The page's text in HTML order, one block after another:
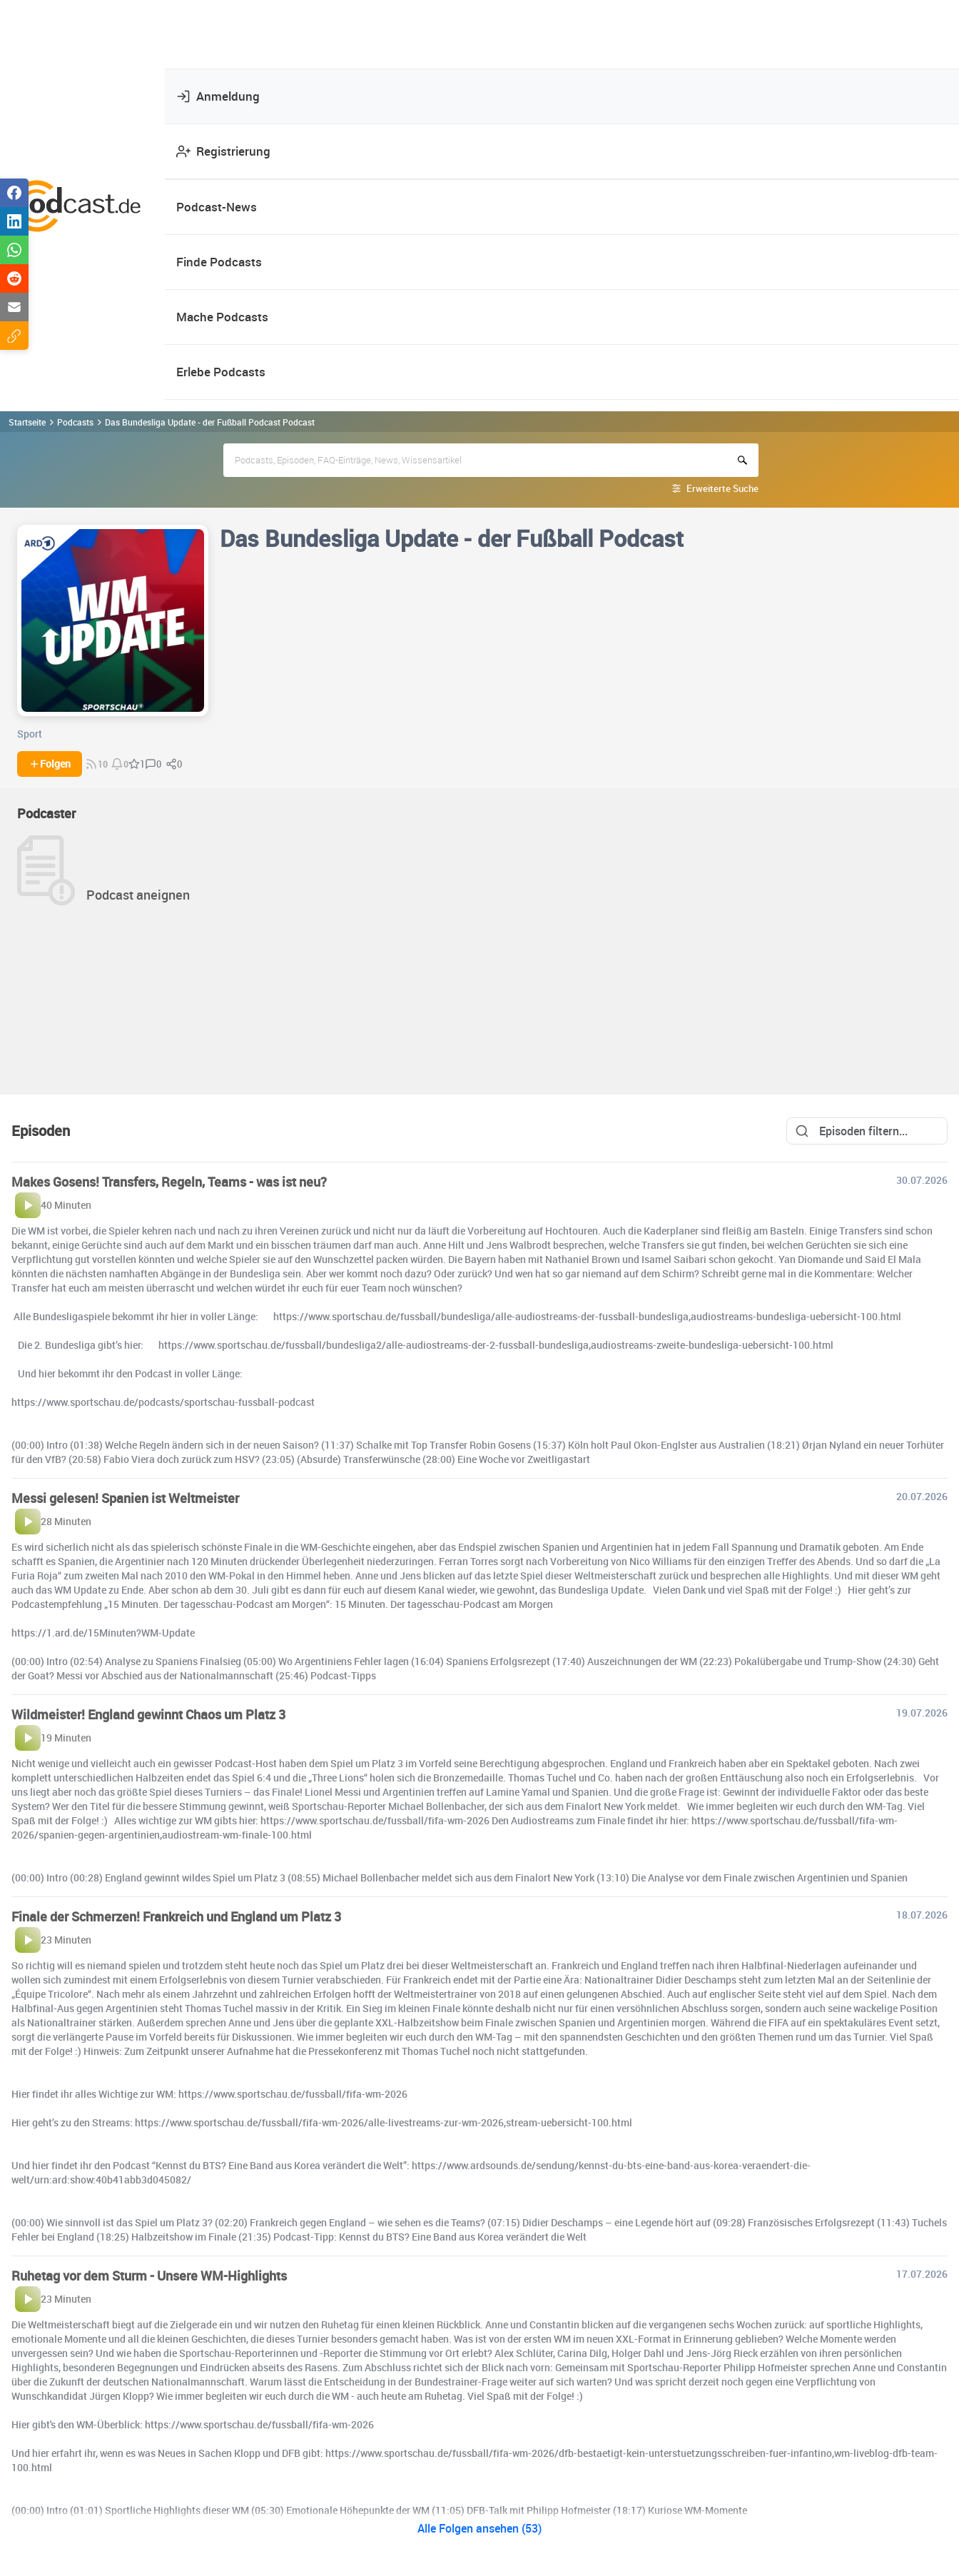
Anmeldung
Registrierung
Podcast-News
Finde Podcasts
Mache Podcasts
Erlebe Podcasts
Startseite Podcasts Das Bundesliga Update - der Fußball Podcast Podcast
Erweiterte Suche
Das Bundesliga Update - der Fußball Podcast
Sport
Folgen 10 0 1 0 0
Podcaster
Podcast aneignen
Episoden
Makes Gosens! Transfers, Regeln, Teams - was ist neu?
30.07.2026
40 Minuten
Die WM ist vorbei, die Spieler kehren nach und nach zu ihren Vereinen zurück und nicht nur da läuft die Vorbereitung auf Hochtouren. Auch die Kaderplaner sind fleißig am Basteln. Einige Transfers sind schon
bekannt, einige Gerüchte sind auch auf dem Markt und ein bisschen träumen darf man auch. Anne Hilt und Jens Walbrodt besprechen, welche Transfers sie gut finden, bei welchen Gerüchten sie sich eine
Verpflichtung gut vorstellen könnten und welche Spieler sie auf den Wunschzettel packen würden. Die Bayern haben mit Nathaniel Brown und Isamel Saibari schon gekocht. Yan Diomande und Said El Mala
könnten die nächsten namhaften Abgänge in der Bundesliga sein. Aber wer kommt noch dazu? Oder zurück? Und wen hat so gar niemand auf dem Schirm? Schreibt gerne mal in die Kommentare: Welcher
Transfer hat euch am meisten überrascht und welchen würdet ihr euch für euer Team noch wünschen?
Alle Bundesligaspiele bekommt ihr hier in voller Länge: https://www.sportschau.de/fussball/bundesliga/alle-audiostreams-der-fussball-bundesliga,audiostreams-bundesliga-uebersicht-100.html
Die 2. Bundesliga gibt’s hier: https://www.sportschau.de/fussball/bundesliga2/alle-audiostreams-der-2-fussball-bundesliga,audiostreams-zweite-bundesliga-uebersicht-100.html
Und hier bekommt ihr den Podcast in voller Länge:
https://www.sportschau.de/podcasts/sportschau-fussball-podcast
(00:00) Intro (01:38) Welche Regeln ändern sich in der neuen Saison? (11:37) Schalke mit Top Transfer Robin Gosens (15:37) Köln holt Paul Okon-Englster aus Australien (18:21) Ørjan Nyland ein neuer Torhüter
für den VfB? (20:58) Fabio Viera doch zurück zum HSV? (23:05) (Absurde) Transferwünsche (28:00) Eine Woche vor Zweitligastart
Messi gelesen! Spanien ist Weltmeister
20.07.2026
28 Minuten
Es wird sicherlich nicht als das spielerisch schönste Finale in die WM-Geschichte eingehen, aber das Endspiel zwischen Spanien und Argentinien hat in jedem Fall Spannung und Dramatik geboten. Am Ende
schafft es Spanien, die Argentinier nach 120 Minuten drückender Überlegenheit niederzuringen. Ferran Torres sorgt nach Vorbereitung von Nico Williams für den einzigen Treffer des Abends. Und so darf die „La
Furia Roja“ zum zweiten Mal nach 2010 den WM-Pokal in den Himmel heben. Anne und Jens blicken auf das letzte Spiel dieser Weltmeisterschaft zurück und besprechen alle Highlights. Und mit dieser WM geht
auch das WM Update zu Ende. Aber schon ab dem 30. Juli gibt es dann für euch auf diesem Kanal wieder, wie gewohnt, das Bundesliga Update. Vielen Dank und viel Spaß mit der Folge! :) Hier geht’s zur
Podcastempfehlung „15 Minuten. Der tagesschau-Podcast am Morgen“: 15 Minuten. Der tagesschau-Podcast am Morgen
https://1.ard.de/15Minuten?WM-Update
(00:00) Intro (02:54) Analyse zu Spaniens Finalsieg (05:00) Wo Argentiniens Fehler lagen (16:04) Spaniens Erfolgsrezept (17:40) Auszeichnungen der WM (22:23) Pokalübergabe und Trump-Show (24:30) Geht
der Goat? Messi vor Abschied aus der Nationalmannschaft (25:46) Podcast-Tipps
Wildmeister! England gewinnt Chaos um Platz 3
19.07.2026
19 Minuten
Nicht wenige und vielleicht auch ein gewisser Podcast-Host haben dem Spiel um Platz 3 im Vorfeld seine Berechtigung abgesprochen. England und Frankreich haben aber ein Spektakel geboten. Nach zwei
komplett unterschiedlichen Halbzeiten endet das Spiel 6:4 und die „Three Lions“ holen sich die Bronzemedaille. Thomas Tuchel und Co. haben nach der großen Enttäuschung also noch ein Erfolgserlebnis. Vor
uns liegt aber noch das größte Spiel dieses Turniers – das Finale! Lionel Messi und Argentinien treffen auf Lamine Yamal und Spanien. Und die große Frage ist: Gewinnt der individuelle Faktor oder das beste
System? Wer den Titel für die bessere Stimmung gewinnt, weiß Sportschau-Reporter Michael Bollenbacher, der sich aus dem Finalort New York meldet. Wie immer begleiten wir euch durch den WM-Tag. Viel
Spaß mit der Folge! :) Alles wichtige zur WM gibts hier: https://www.sportschau.de/fussball/fifa-wm-2026 Den Audiostreams zum Finale findet ihr hier: https://www.sportschau.de/fussball/fifa-wm-
2026/spanien-gegen-argentinien,audiostream-wm-finale-100.html
(00:00) Intro (00:28) England gewinnt wildes Spiel um Platz 3 (08:55) Michael Bollenbacher meldet sich aus dem Finalort New York (13:10) Die Analyse vor dem Finale zwischen Argentinien und Spanien
Finale der Schmerzen! Frankreich und England um Platz 3
18.07.2026
23 Minuten
So richtig will es niemand spielen und trotzdem steht heute noch das Spiel um Platz drei bei dieser Weltmeisterschaft an. Frankreich und England treffen nach ihren Halbfinal-Niederlagen aufeinander und
wollen sich zumindest mit einem Erfolgserlebnis von diesem Turnier verabschieden. Für Frankreich endet mit der Partie eine Ära: Nationaltrainer Didier Deschamps steht zum letzten Mal an der Seitenlinie der
„Équipe Tricolore“. Nach mehr als einem Jahrzehnt und zahlreichen Erfolgen hofft der Weltmeistertrainer von 2018 auf einen gelungenen Abschied. Auch auf englischer Seite steht viel auf dem Spiel. Nach dem
Halbfinal-Aus gegen Argentinien steht Thomas Tuchel massiv in der Kritik. Ein Sieg im kleinen Finale könnte deshalb nicht nur für einen versöhnlichen Abschluss sorgen, sondern auch seine wackelige Position
als Nationaltrainer stärken. Außerdem sprechen Anne und Jens über die geplante XXL-Halbzeitshow beim Finale zwischen Spanien und Argentinien morgen. Während die FIFA auf ein spektakuläres Event setzt,
sorgt die verlängerte Pause im Vorfeld bereits für Diskussionen. Wie immer begleiten wir euch durch den WM-Tag – mit den spannendsten Geschichten und den größten Themen rund um das Turnier. Viel Spaß
mit der Folge! :) Hinweis: Zum Zeitpunkt unserer Aufnahme hat die Pressekonferenz mit Thomas Tuchel noch nicht stattgefunden.
Hier findet ihr alles Wichtige zur WM: https://www.sportschau.de/fussball/fifa-wm-2026
Hier geht’s zu den Streams: https://www.sportschau.de/fussball/fifa-wm-2026/alle-livestreams-zur-wm-2026,stream-uebersicht-100.html
Und hier findet ihr den Podcast “Kennst du BTS? Eine Band aus Korea verändert die Welt”: https://www.ardsounds.de/sendung/kennst-du-bts-eine-band-aus-korea-veraendert-die-
welt/urn:ard:show:40b41abb3d045082/
(00:00) Wie sinnvoll ist das Spiel um Platz 3? (02:20) Frankreich gegen England – wie sehen es die Teams? (07:15) Didier Deschamps – eine Legende hört auf (09:28) Französisches Erfolgsrezept (11:43) Tuchels
Fehler bei England (18:25) Halbzeitshow im Finale (21:35) Podcast-Tipp: Kennst du BTS? Eine Band aus Korea verändert die Welt
Ruhetag vor dem Sturm - Unsere WM-Highlights
17.07.2026
23 Minuten
Die Weltmeisterschaft biegt auf die Zielgerade ein und wir nutzen den Ruhetag für einen kleinen Rückblick. Anne und Constantin blicken auf die vergangenen sechs Wochen zurück: auf sportliche Highlights,
emotionale Momente und all die kleinen Geschichten, die dieses Turnier besonders gemacht haben. Was ist von der ersten WM im neuen XXL-Format in Erinnerung geblieben? Welche Momente werden
unvergessen sein? Und wie haben die Sportschau-Reporterinnen und -Reporter die Stimmung vor Ort erlebt? Alex Schlüter, Carina Dilg, Holger Dahl und Jens-Jörg Rieck erzählen von ihren persönlichen
Highlights, besonderen Begegnungen und Eindrücken abseits des Rasens. Zum Abschluss richtet sich der Blick nach vorn: Gemeinsam mit Sportschau-Reporter Philipp Hofmeister sprechen Anne und Constantin
über die Zukunft der deutschen Nationalmannschaft. Warum lässt die Entscheidung in der Bundestrainer-Frage weiter auf sich warten? Und was spricht derzeit noch gegen eine Verpflichtung von
Wunschkandidat Jürgen Klopp? Wie immer begleiten wir euch durch die WM - auch heute am Ruhetag. Viel Spaß mit der Folge! :)
Hier gibt's den WM-Überblick: https://www.sportschau.de/fussball/fifa-wm-2026
Und hier erfahrt ihr, wenn es was Neues in Sachen Klopp und DFB gibt: https://www.sportschau.de/fussball/fifa-wm-2026/dfb-bestaetigt-kein-unterstuetzungsschreiben-fuer-infantino,wm-liveblog-dfb-team-
100.html
(00:00) Intro (01:01) Sportliche Highlights dieser WM (05:30) Emotionale Höhepunkte der WM (11:05) DFB-Talk mit Philipp Hofmeister (18:17) Kuriose WM-Momente
Alle Folgen ansehen (53)